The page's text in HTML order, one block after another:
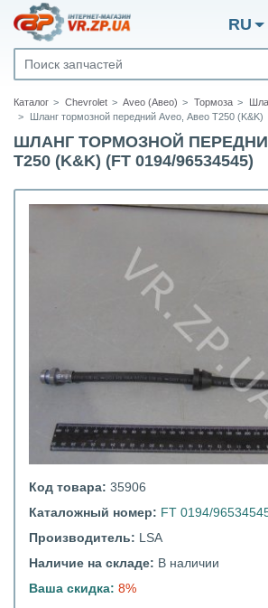
RU
Каталог Chevrolet Aveo (Авео) Тормоза
Шланг тормозной передний Aveo, Авео Т250 (K&K)
ШЛАНГ ТОРМОЗНОЙ
Т250 (K&K) (FT 0194/96534545)
Код товара: 35906
Каталожный номер: FT 0194/
Производитель: LSA
Наличие на складе: В наличии
Ваша скидка: 8%